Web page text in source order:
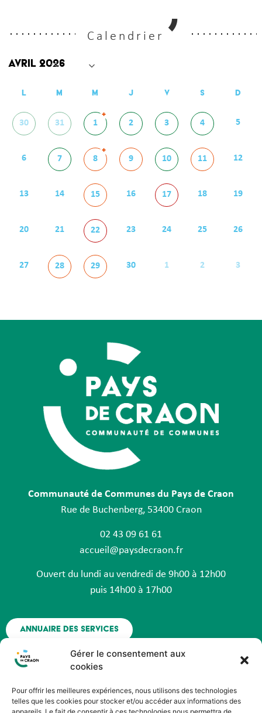
Gérer le consentement aux
cookies
Pour offrir les meilleures expériences, nous utilisons des technologies
telles que les cookies pour stocker et/ou accéder aux informations des
Calendrier
L M M J V S D
30 31 1
+
2 3 4 5
6 7 8
+
9 10 11 12
13 14 15 16 17 18 19
20 21 22 23 24 25 26
27 28 29 30 1 2 3
Communauté de Communes du Pays de Craon
Rue de Buchenberg, 53400 Craon
02 43 09 61 61
accueil@paysdecraon.fr
Ouvert du lundi au vendredi de 9h00 à 12h00
puis 14h00 à 17h00
Annuaire des services
Nous contacter
Espace agent - Octime